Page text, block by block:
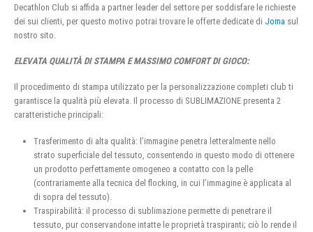
Decathlon Club si affida a partner leader del settore per soddisfare le richieste
dei sui clienti, per questo motivo potrai trovare le offerte dedicate di Joma sul
nostro sito.
ELEVATA QUALITÀ DI STAMPA E MASSIMO COMFORT DI GIOCO:
Il procedimento di stampa utilizzato per la personalizzazione completi club ti
garantisce la qualità più elevata. Il processo di SUBLIMAZIONE presenta 2
caratteristiche principali:
Trasferimento di alta qualità: l’immagine penetra letteralmente nello
strato superficiale del tessuto, consentendo in questo modo di ottenere
un prodotto perfettamente omogeneo a contatto con la pelle
(contrariamente alla tecnica del flocking, in cui l’immagine è applicata al
di sopra del tessuto).
Traspirabilità: il processo di sublimazione permette di penetrare il
tessuto, pur conservandone intatte le proprietà traspiranti; ciò lo rende il